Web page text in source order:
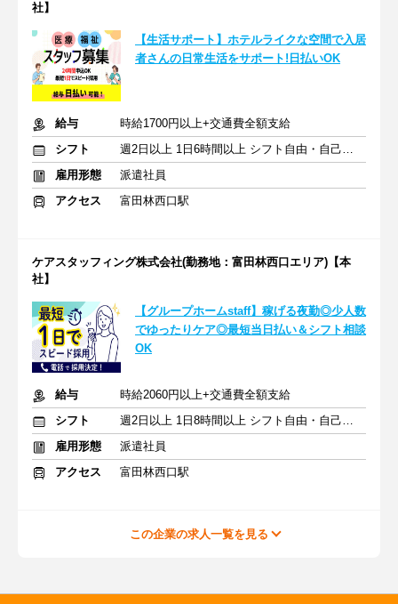
社】
【生活サポート】ホテルライクな空間で入居
者さんの日常生活をサポート!日払いOK
給与
時給1700円以上+交通費全額支給
シフト
週2日以上 1日6時間以上 シフト自由・自己申告
雇用形態
派遣社員
アクセス
富田林西口駅
ケアスタッフィング株式会社(勤務地：富田林西口エリア)【本
社】
【グループホームstaff】稼げる夜勤◎少人数
でゆったりケア◎最短当日払い＆シフト相談
OK
給与
時給2060円以上+交通費全額支給
シフト
週2日以上 1日8時間以上 シフト自由・自己申告
雇用形態
派遣社員
アクセス
富田林西口駅
この企業の求人一覧を見る